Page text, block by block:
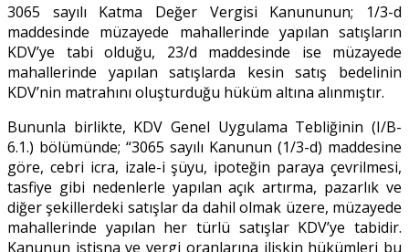
3065 sayılı Katma Değer Vergisi Kanununun; 1/3-d
maddesinde müzayede mahallerinde yapılan satışların
KDV’ye tabi olduğu, 23/d maddesinde ise müzayede
mahallerinde yapılan satışlarda kesin satış bedelinin
KDV’nin matrahını oluşturduğu hüküm altına alınmıştır.
Bununla birlikte, KDV Genel Uygulama Tebliğinin (I/B-
6.1.) bölümünde; “3065 sayılı Kanunun (1/3-d) maddesine
göre, cebri icra, izale-i şüyu, ipoteğin paraya çevrilmesi,
tasfiye gibi nedenlerle yapılan açık artırma, pazarlık ve
diğer şekillerdeki satışlar da dahil olmak üzere, müzayede
mahallerinde yapılan her türlü satışlar KDV’ye tabidir.
Kanunun istisna ve vergi oranlarına ilişkin hükümleri bu